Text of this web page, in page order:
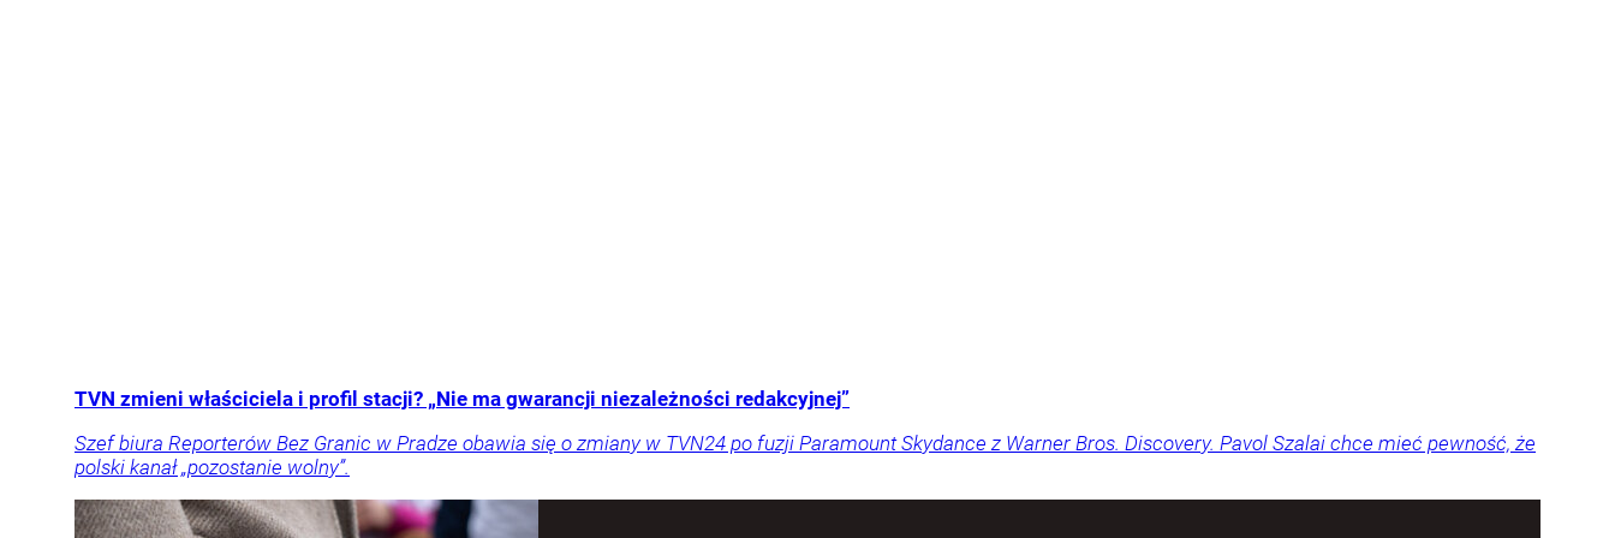
TVN zmieni właściciela i profil stacji? „Nie ma gwarancji niezależności redakcyjnej”
Szef biura Reporterów Bez Granic w Pradze obawia się o zmiany w TVN24 po fuzji Paramount Skydance z Warner Bros. Discovery. Pavol Szalai chce mieć pewność, że
polski kanał „pozostanie wolny”.